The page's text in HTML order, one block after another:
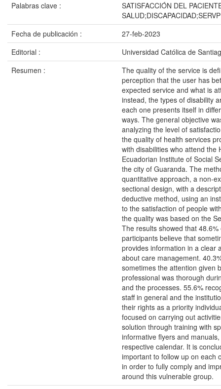
Palabras clave :
SATISFACCIÓN DEL
Fecha de publicación :
27-feb-2023
Editorial :
Universidad Católica de
Resumen :
The quality of the service is
perception that the user has
expected service and what is
instead, the types of disability
each one presents itself in
ways. The general objective
analyzing the level of
the quality of health services
with disabilities who attend the
Ecuadorian Institute of Social
the city of Guaranda. The
quantitative approach, a non-
sectional design, with a
deductive method, using an
to the satisfaction of people
the quality was based on the
The results showed that 48.6%
participants believe that
provides information in a clear
about care management.
sometimes the attention given
professional was thorough
and the processes. 55.6%
staff in general and the
their rights as a priority
focused on carrying out
solution through training with
informative flyers and
respective calendar. It is
important to follow up on each
in order to fully comply and
around this vulnerable group.